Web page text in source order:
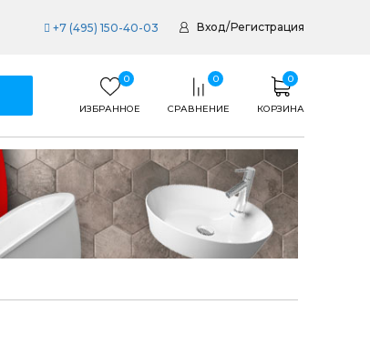
+7 (495) 150-40-03 Вход/Регистрация
0
ИЗБРАННОЕ
0
СРАВНЕНИЕ
0
КОРЗИНА